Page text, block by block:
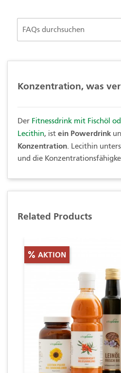
Konzentration, was
Der Fitnessdrink mit Fischöl
Lecithin, ist ein Powerdrink
Konzentration. Lecithin
und die
Related Products
AKTION